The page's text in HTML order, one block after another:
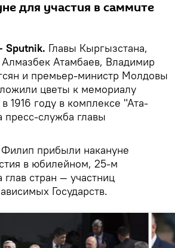
для участия в саммите
Sputnik. Главы Кыргызстана,
Атамбаев, Владимир
и премьер-министр Молдовы
цветы к мемориалу
1916 году в комплексе "Ата-
служба главы
прибыли накануне
в юбилейном, 25-м
стран — участниц
Государств.